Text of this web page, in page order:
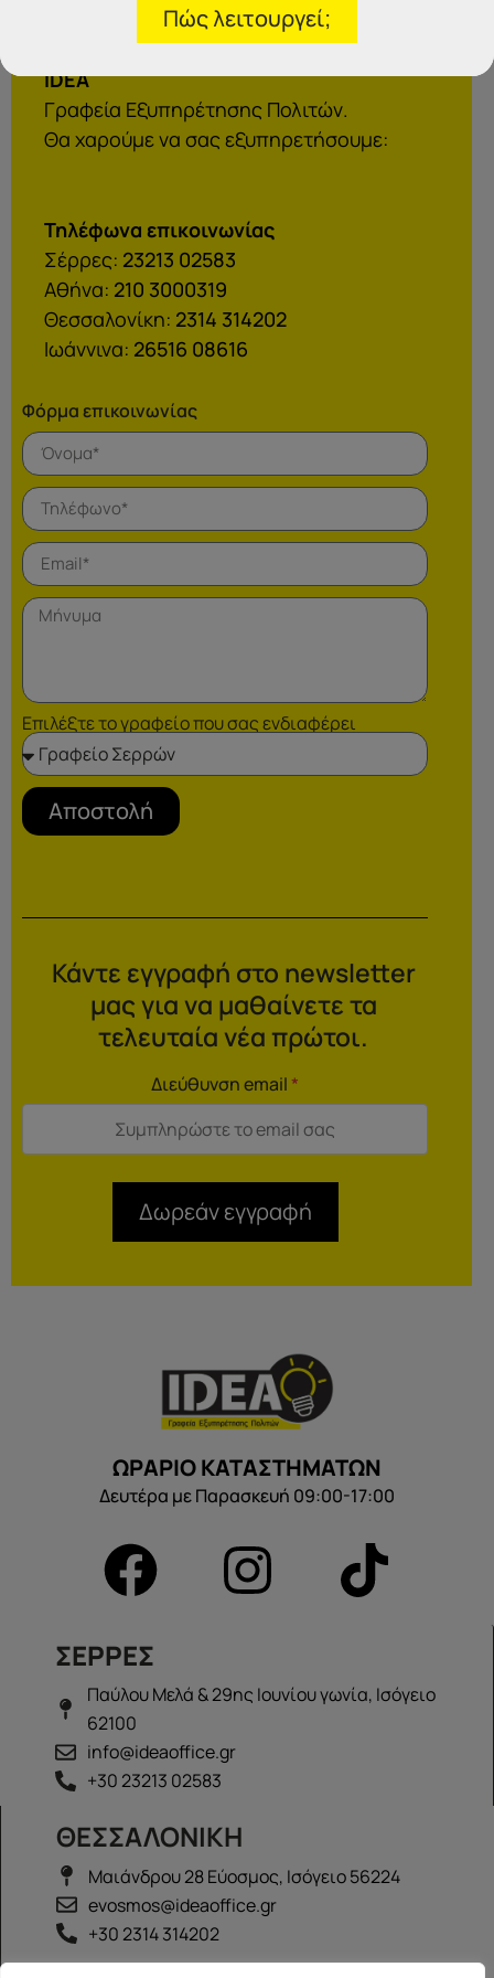
IDEA
Γραφεία Εξυπηρέτησης Πολιτών.
Θα χαρούμε να σας εξυπηρετήσουμε:
Τηλέφωνα επικοινωνίας
Σέρρες: 23213 02583
Αθήνα: 210 3000319
Θεσσαλονίκη: 2314 314202
Ιωάννινα: 26516 08616
Φόρμα επικοινωνίας
Επιλέξτε το γραφείο που σας ενδιαφέρει
Αποστολή
Κάντε εγγραφή στο newsletter
μας για να μαθαίνετε τα
τελευταία νέα πρώτοι.
Διεύθυνση email*
Δωρεάν εγγραφή
ΩΡΑΡΙΟ ΚΑΤΑΣΤΗΜΑΤΩΝ
Δευτέρα με Παρασκευή 09:00-17:00
ΣΕΡΡΕΣ
Παύλου Μελά & 29ης Ιουνίου γωνία, Ισόγειο
62100
info@ideaoffice.gr
+30 23213 02583
ΘΕΣΣΑΛΟΝΙΚΗ
Μαιάνδρου 28 Εύοσμος, Ισόγειο 56224
evosmos@ideaoffice.gr
+30 2314 314202
Πώς λειτουργεί;